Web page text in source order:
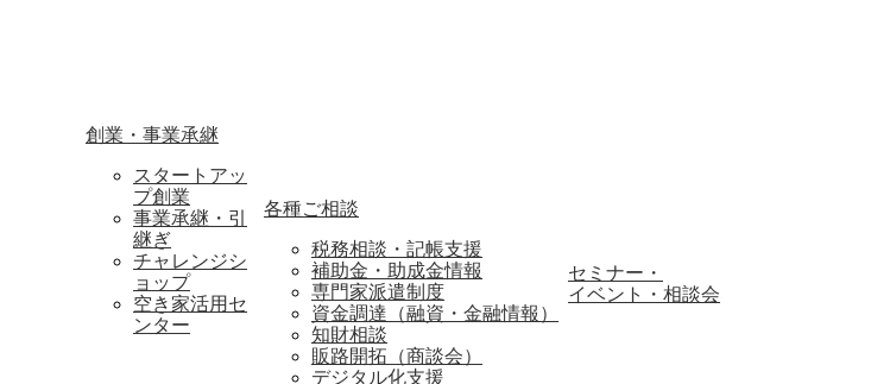
創業・事業承継
スタートアッ
プ創業
事業承継・引
継ぎ
チャレンジシ
ョップ
空き家活用セ
ンター
各種ご相談
税務相談・記帳支援
補助金・助成金情報
専門家派遣制度
資金調達（融資・金融情報）
知財相談
販路開拓（商談会）
デジタル化支援
セミナー・
イベント・相談会